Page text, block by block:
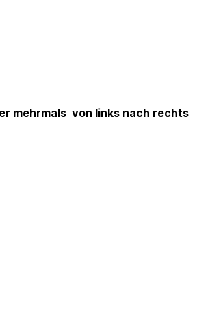
mehrmals von links nach rechts